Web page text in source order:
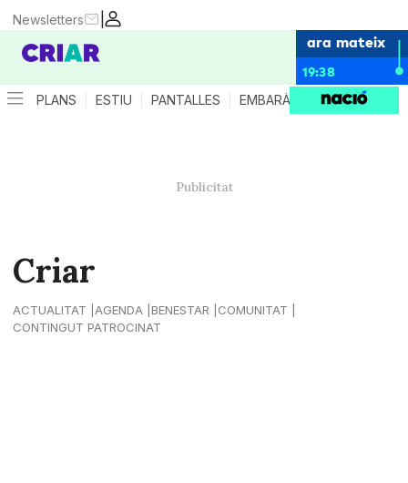
|
Newsletters
ara mateix
19:38
PLANS ESTIU PANTALLES EMBARÀS CRIANÇA
Criar
ACTUALITAT AGENDA BENESTAR
COMUNITAT
CONTINGUT PATROCINAT